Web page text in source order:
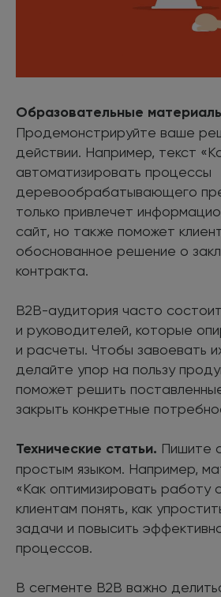
Образовательные
Продемонстрируйте ваше
действии. Например, текст
автоматизировать процессы
деревообрабатывающего
только привлечет
сайт, но также поможет
обоснованное решение о
контракта.
B2B-аудитория часто
и руководителей, которые
и расчеты. Чтобы завоевать
делайте упор на пользу
поможет решить
закрыть конкретные
Технические статьи. Пишите
простым языком. Например,
«Как оптимизировать работу
клиентам понять, как
задачи и повысить
процессов.
В сегменте B2B важно